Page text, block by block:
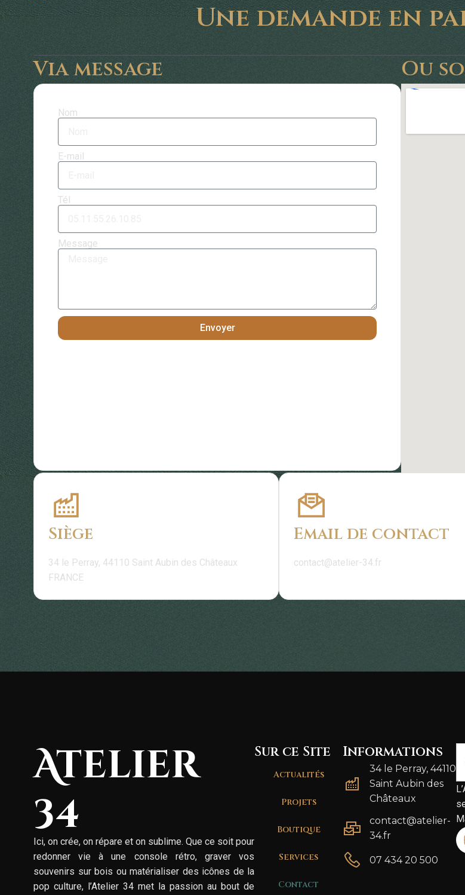
Une demande en
Via message
Nom
E-mail
Tél
Message
Envoyer
Ou
Siège
34 le Perray, 44110 Saint Aubin des Châteaux
FRANCE
Email de contact
contact@atelier-34.fr
Atelier
34
Ici, on crée, on répare et on sublime. Que ce soit pour
redonner vie à une console rétro, graver vos
souvenirs sur bois ou matérialiser des icônes de la
pop culture, l’Atelier 34 met la passion au bout de
Sur ce Site
Actualités
Projets
Boutique
Services
Contact
Informations
34 le Perray, 44110
Saint Aubin des
Châteaux
contact@atelier-
34.fr
07 434 20 500